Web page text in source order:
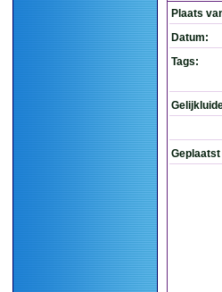
Plaats
Datum:
Tags: